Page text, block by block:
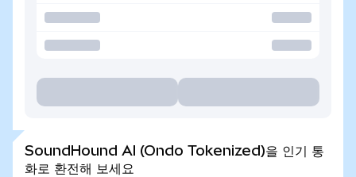
SoundHound AI (Ondo Tokenized)을 인기 통
화로 환전해 보세요